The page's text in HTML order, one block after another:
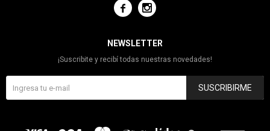
 
NEWSLETTER
¡Suscribite y recibí todas nuestras novedades!
SUSCRIBIRME